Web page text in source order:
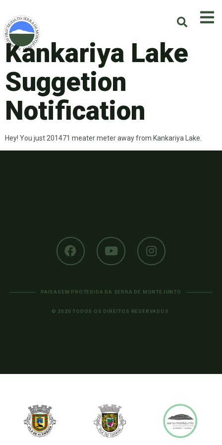
Kankariya Lake
Suggetion
Notification
Hey! You just 201471 meater meter away from Kankariya Lake.
PAISAGEM PROTEGIDA DA SERRA DE MONTEJUNTO
© 2020 TODOS OS DIREITOS RESERVADOS.